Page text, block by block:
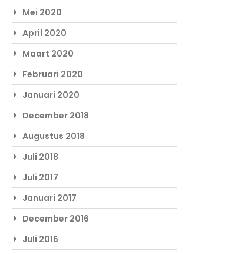
Mei 2020
April 2020
Maart 2020
Februari 2020
Januari 2020
December 2018
Augustus 2018
Juli 2018
Juli 2017
Januari 2017
December 2016
Juli 2016